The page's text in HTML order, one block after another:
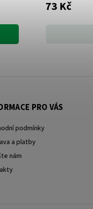
73 Kč
PRO VÁS
podmínky
a platby
nám